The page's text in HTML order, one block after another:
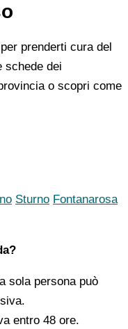
prenderti cura del
schede dei
o scopri come
Sturno Fontanarosa
sola persona può
entro 48 ore.